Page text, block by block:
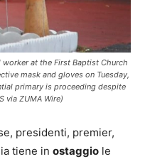
worker at the First Baptist Church
mask and gloves on Tuesday,
primary is proceeding despite
via ZUMA Wire)
presidenti, premier,
tiene in ostaggio le